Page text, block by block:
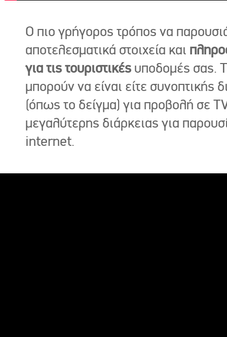
Ο πιο γρήγορος τρόπος να
αποτελεσματικά στοιχεία και
για τις τουριστικές υποδομές σας.
μπορούν να είναι είτε συνοπτικής
(όπως το δείγμα) για προβολή σε
μεγαλύτερης διάρκειας για
internet.